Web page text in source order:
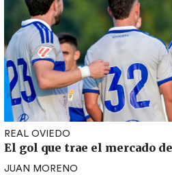
REAL OVIEDO
El gol que trae el mercado
JUAN MORENO